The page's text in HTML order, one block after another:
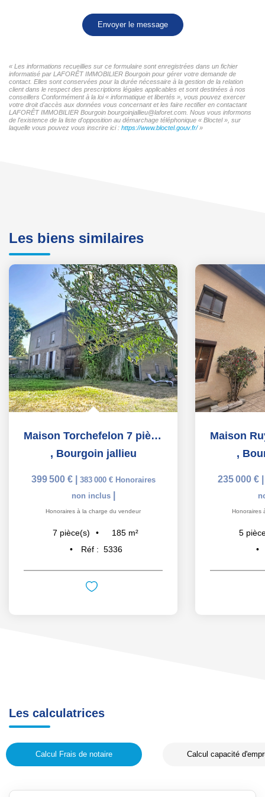
Envoyer le message
« Les informations recueillies sur ce formulaire sont enregistrées dans un fichier
informatisé par LAFORÊT IMMOBILIER Bourgoin pour gérer votre demande de
contact. Elles sont conservées pour la durée nécessaire à la gestion de la relation
client dans le respect des prescriptions légales applicables et sont destinées à nos
conseillers Conformément à la loi « informatique et libertés », vous pouvez exercer
votre droit d'accès aux données vous concernant et les faire rectifier en contactant
LAFORÊT IMMOBILIER Bourgoin bourgoinjallieu@laforet.com. Nous vous informons
de l'existence de la liste d'opposition au démarchage téléphonique « Bloctel », sur
laquelle vous pouvez vous inscrire ici : https://www.bloctel.gouv.fr/»
Les biens similaires
Maison Torchefelon 7 pièce(s) piscine
, Bourgoin jallieu
399 500 € 383 000 € Honoraires
non inclus
Honoraires à la charge du vendeur
7 pièce(s) 185 m²
Réf : 5336
,
235 000 €
Honoraires
5
Les calculatrices
Calcul Frais de notaire Calcul capacité